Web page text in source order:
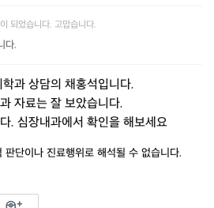
되었습니다. 고맙습니다.
다.
과 상담의 채홍석입니다.
자료는 잘 보았습니다.
. 심장내과에서 확인을 해보세요
단이나 진료행위로 해석될 수 없습니다.